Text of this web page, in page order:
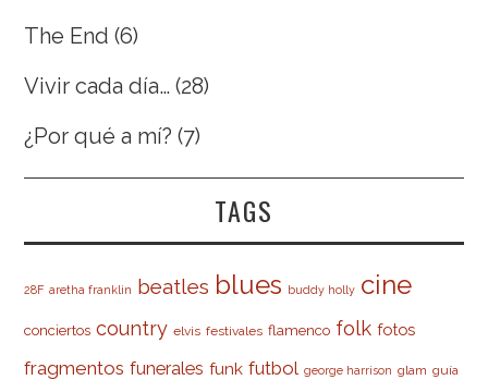
The End (6)
Vivir cada día… (28)
¿Por qué a mí? (7)
TAGS
28F aretha franklin beatles blues buddy holly cine
conciertos country elvis festivales flamenco folk fotos
fragmentos funerales funk futbol george harrison glam guía